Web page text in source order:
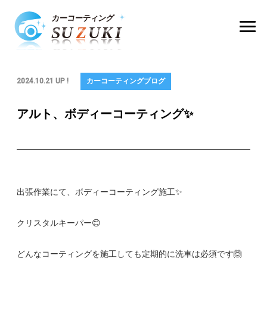
2024.10.21 UP ! カーコーティングブログ
アルト、ボディーコーティング✨
出張作業にて、ボディーコーティング施工✨
クリスタルキーパー😊
どんなコーティングを施工しても定期的に洗車は必須です🙆